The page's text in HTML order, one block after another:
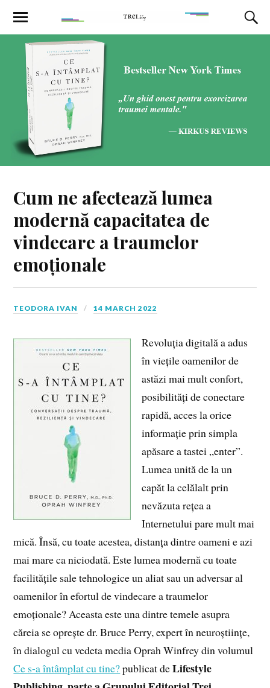
Cum ne afectează lumea
modernă capacitatea de
vindecare a traumelor
emoționale
TEODORA IVAN 14 MARCH 2022
Revoluția digitală a adus
în viețile oamenilor de
astăzi mai mult confort,
posibilități de conectare
rapidă, acces la orice
informație prin simpla
apăsare a tastei „enter”.
Lumea unită de la un
capăt la celălalt prin
nevăzuta rețea a
Internetului pare mult mai
mică. Însă, cu toate acestea, distanța dintre oameni e azi
mai mare ca niciodată. Este lumea modernă cu toate
facilitățile sale tehnologice un aliat sau un adversar al
oamenilor în efortul de vindecare a traumelor
emoționale? Aceasta este una dintre temele asupra
căreia se oprește dr. Bruce Perry, expert în neuroștiințe,
în dialogul cu vedeta media Oprah Winfrey din volumul
Ce s-a întâmplat cu tine?publicat deLifestyle